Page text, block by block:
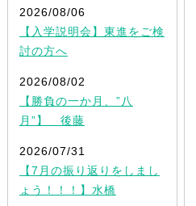
2026/08/06
【入学説明会】東進をご検
討の方へ
2026/08/02
【勝負の一か月、”八
月”】 後藤
2026/07/31
【7月の振り返りをしまし
ょう！！！】水橋